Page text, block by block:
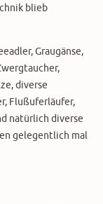
blieb
Graugänse,
diverse
Flußuferläufer,
natürlich diverse
gelegentlich mal